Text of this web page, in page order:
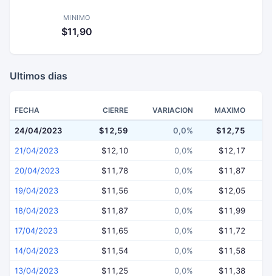
MINIMO
$11,90
Ultimos dias
FECHA CIERRE VARIACION MAXIMO
24/04/2023 $12,59 0,0% $12,75
21/04/2023 $12,10 0,0% $12,17
20/04/2023 $11,78 0,0% $11,87
19/04/2023 $11,56 0,0% $12,05
18/04/2023 $11,87 0,0% $11,99
17/04/2023 $11,65 0,0% $11,72
14/04/2023 $11,54 0,0% $11,58
13/04/2023 $11,25 0,0% $11,38